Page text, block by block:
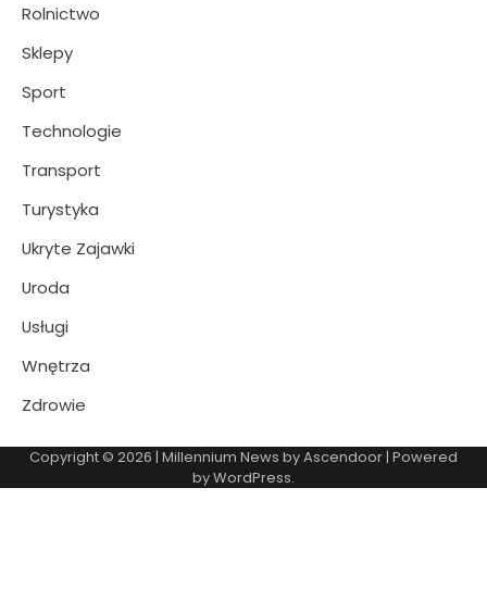
Rolnictwo
Sklepy
Sport
Technologie
Transport
Turystyka
Ukryte Zajawki
Uroda
Usługi
Wnętrza
Zdrowie
Copyright © 2026 | Millennium News byAscendoor| Powered
byWordPress.